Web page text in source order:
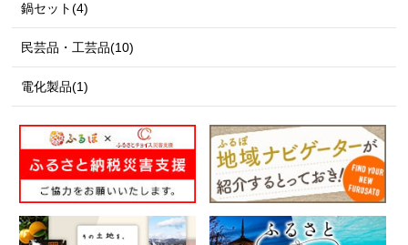
鍋セット(4)
民芸品・工芸品(10)
電化製品(1)